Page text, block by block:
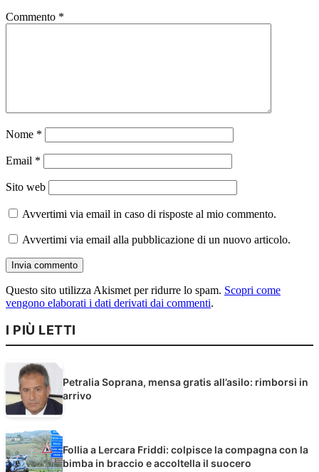
Commento *
Nome *
Email *
Sito web
Avvertimi via email in caso di risposte al mio commento.
Avvertimi via email alla pubblicazione di un nuovo articolo.
Questo sito utilizza Akismet per ridurre lo spam. Scopri come
vengono elaborati i dati derivati dai commenti.
I PIÙ LETTI
Petralia Soprana, mensa gratis all’asilo: rimborsi in
arrivo
Follia a Lercara Friddi: colpisce la compagna con la
bimba in braccio e accoltella il suocero